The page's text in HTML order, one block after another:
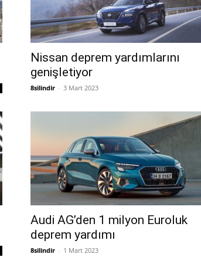
Nissan deprem yardımlarını
genişletiyor
8silindir - 3 Mart 2023
Audi AG’den 1 milyon Euroluk
deprem yardımı
8silindir - 1 Mart 2023